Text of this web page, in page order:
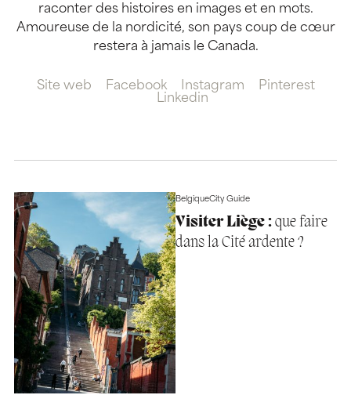
raconter des histoires en images et en mots.
Amoureuse de la nordicité, son pays coup de cœur
restera à jamais le Canada.
Site web Facebook Instagram
Pinterest
Linkedin
BelgiqueCity Guide
Visiter Liège :que faire
dans la Cité ardente ?